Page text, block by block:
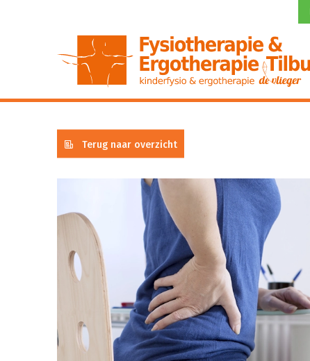
Terug naar overzicht